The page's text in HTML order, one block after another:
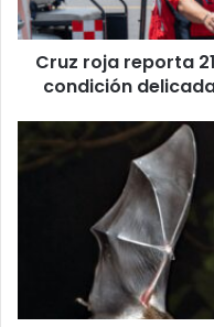
traslados
en
condición
delicada
de
Cruz roja reporta
condición
cavernas